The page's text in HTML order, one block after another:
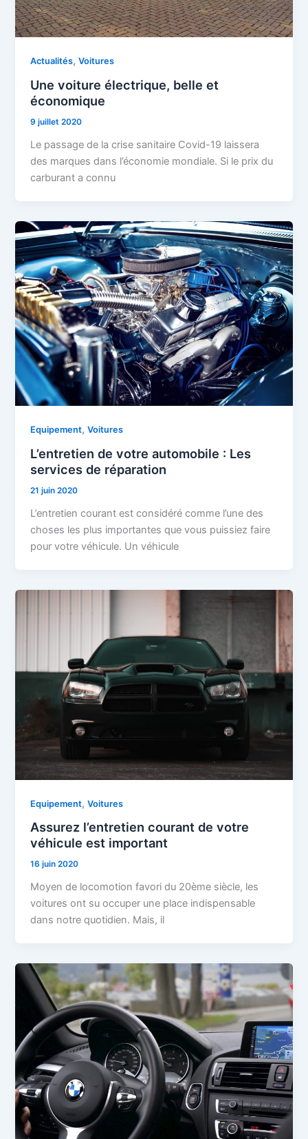
Actualités,Voitures
Une voiture électrique, belle et
économique
9 juillet 2020
Le passage de la crise sanitaire Covid-19 laissera
des marques dans l’économie mondiale. Si le prix du
carburant a connu
Equipement,Voitures
L’entretien de votre automobile : Les
services de réparation
21 juin 2020
L’entretien courant est considéré comme l’une des
choses les plus importantes que vous puissiez faire
pour votre véhicule. Un véhicule
Equipement,Voitures
Assurez l’entretien courant de votre
véhicule est important
16 juin 2020
Moyen de locomotion favori du 20ème siècle, les
voitures ont su occuper une place indispensable
dans notre quotidien. Mais, il